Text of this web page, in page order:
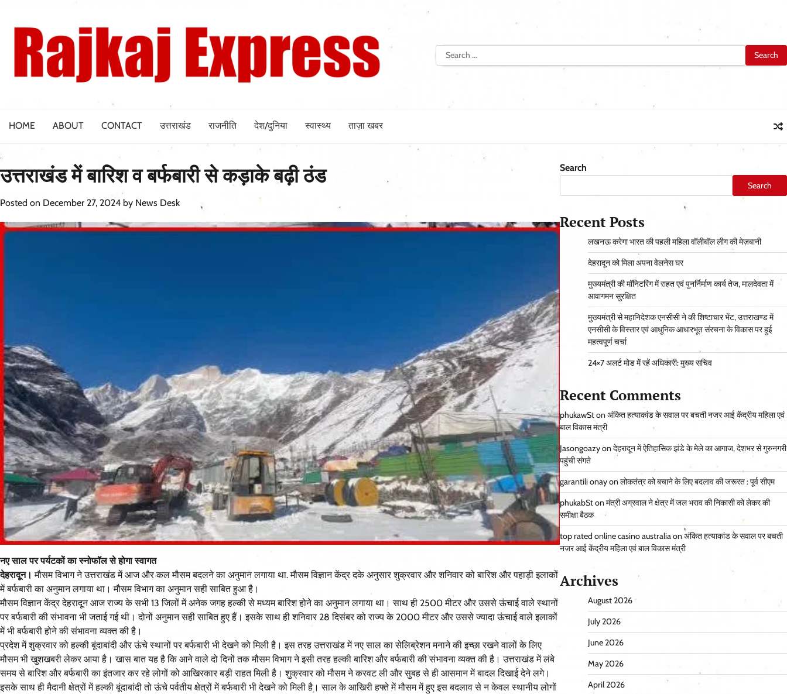
content
Search
for:
HOME ABOUT CONTACT उत्तराखंड राजनीति देश/दुनिया स्वास्थ्य ताज़ा खबर
उत्तराखंड में बारिश व बर्फबारी से कड़ाके बढ़ी ठंड
Posted on December 27, 2024 by News Desk
नए साल पर पर्यटकों का स्नोफॉल से होगा स्वागत
देहरादून। मौसम विभाग ने उत्तराखंड में आज और कल मौसम बदलने का अनुमान लगाया था. मौसम विज्ञान केंद्र दके अनुसार शुक्रवार और शनिवार को बारिश और पहाड़ी इलाकों
में बर्फबारी का अनुमान लगाया था। मौसम विभाग का अनुमान सही साबित हुआ है।
मौसम विज्ञान केंद्र देहरादून आज राज्य के सभी 13 जिलों में अनेक जगह हल्की से मध्यम बारिश होने का अनुमान लगाया था। साथ ही 2500 मीटर और उससे ऊंचाई वाले स्थानों
पर बर्फबारी की संभावना भी जताई गई थी। दोनों अनुमान सही साबित हुए हैं। इसके साथ ही शनिवार 28 दिसंबर को राज्य के 2000 मीटर और उससे ज्यादा ऊंचाई वाले इलाकों
में भी बर्फबारी होने की संभावना व्यक्त की है।
प्रदेश में शुक्रवार को हल्की बूंदाबांदी और ऊंचे स्थानों पर बर्फबारी भी देखने को मिली है। इस तरह उत्तराखंड में नए साल का सेलिब्रेशन मनाने की इच्छा रखने वालों के लिए
मौसम भी खुशखबरी लेकर आया है। खास बात यह है कि आने वाले दो दिनों तक मौसम विभाग ने इसी तरह हल्की बारिश और बर्फबारी की संभावना व्यक्त की है। उत्तराखंड में लंबे
समय से बारिश और बर्फबारी का इंतजार कर रहे लोगों को आखिरकार बड़ी राहत मिली है। शुक्रवार को मौसम ने करवट ली और सुबह से ही आसमान में बादल दिखाई देने लगे।
इसके साथ ही मैदानी क्षेत्रों में हल्की बूंदाबांदी तो ऊंचे पर्वतीय क्षेत्रों में बर्फबारी भी देखने को मिली है। साल के आखिरी हफ्ते में मौसम में हुए इस बदलाव से न केवल स्थानीय लोगों
Search
Search
Recent Posts
लखनऊ करेगा भारत की पहली महिला वॉलीबॉल लीग की मेज़बानी
देहरादून को मिला अपना वेलनेस घर
मुख्यमंत्री की मॉनिटरिंग में राहत एवं पुनर्निर्माण कार्य तेज, मालदेवता में
आवागमन सुरक्षित
मुख्यमंत्री से महानिदेशक एनसीसी ने की शिष्टाचार भेंट, उत्तराखण्ड में
एनसीसी के विस्तार एवं आधुनिक आधारभूत संरचना के विकास पर हुई
महत्वपूर्ण चर्चा
24×7 अलर्ट मोड में रहें अधिकारी: मुख्य सचिव
Recent Comments
phukawStonअंकित हत्याकांड के सवाल पर बचती नजर आई केंद्रीय महिला एवं
बाल विकास मंत्री
Jasongoazyonदेहरादून में ऐतिहासिक झंडे के मेले का आगाज, देशभर से गुरुनगरी
पहुंची संगते
garantili onayonलोकतंत्र को बचाने के लिए बदलाव की जरूरत : पूर्व सीएम
phukabStonमंत्री अग्रवाल ने क्षेत्र में जल भराव की निकासी को लेकर की
समीक्षा बैठक
top rated online casino australiaonअंकित हत्याकांड के सवाल पर बचती
नजर आई केंद्रीय महिला एवं बाल विकास मंत्री
Archives
August 2026
July 2026
June 2026
May 2026
April 2026